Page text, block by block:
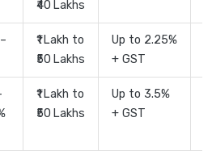
₹40 Lakhs
₹1 Lakh to
₹50 Lakhs
Up to 2.25%
+ GST
₹1 Lakh to
₹50 Lakhs
Up to 3.5%
+ GST